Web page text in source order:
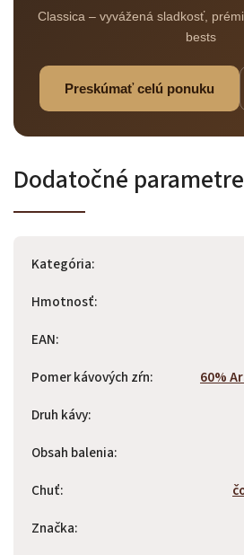
Classica – vyvážená sladkosť,
bests
Preskúmať celú ponuku
Dodatočné parametre
Kategória:
Hmotnosť:
EAN:
Pomer kávových zŕn:
60%
Druh kávy:
Obsah balenia:
Chuť:
Značka: